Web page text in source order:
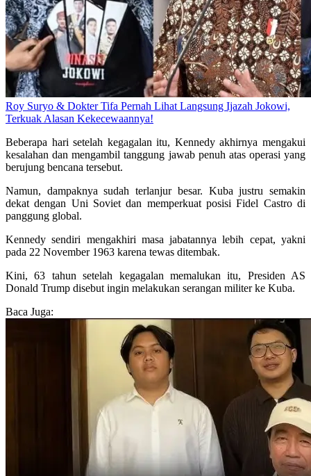
Roy Suryo & Dokter Tifa Pernah Lihat Langsung Ijazah Jokowi,
Terkuak Alasan Kekecewaannya!
Beberapa hari setelah kegagalan itu, Kennedy akhirnya mengakui
kesalahan dan mengambil tanggung jawab penuh atas operasi yang
berujung bencana tersebut.
Namun, dampaknya sudah terlanjur besar. Kuba justru semakin
dekat dengan Uni Soviet dan memperkuat posisi Fidel Castro di
panggung global.
Kennedy sendiri mengakhiri masa jabatannya lebih cepat, yakni
pada 22 November 1963 karena tewas ditembak.
Kini, 63 tahun setelah kegagalan memalukan itu, Presiden AS
Donald Trump disebut ingin melakukan serangan militer ke Kuba.
Baca Juga: